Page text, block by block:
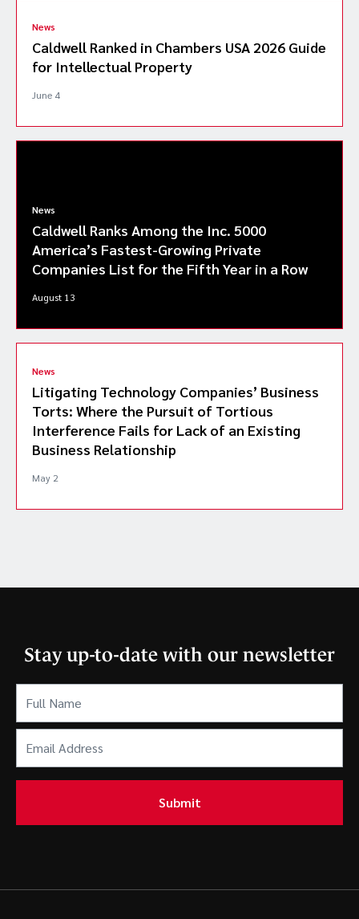
News
Caldwell Ranked in Chambers USA 2026 Guide
for Intellectual Property
June 4
News
Caldwell Ranks Among the Inc. 5000
America’s Fastest-Growing Private
Companies List for the Fifth Year in a Row
August 13
News
Litigating Technology Companies’ Business
Torts: Where the Pursuit of Tortious
Interference Fails for Lack of an Existing
Business Relationship
May 2
Stay up-to-date with our newsletter
Name (Required)
Address
(Required)
Submit